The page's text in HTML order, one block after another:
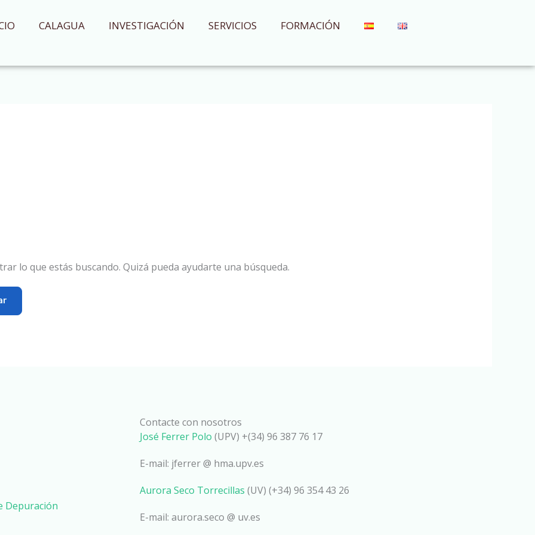
CALAGUA INVESTIGACIÓN SERVICIOS FORMACIÓN
lo que estás buscando. Quizá pueda ayudarte una búsqueda.
Depuración
Contacte con nosotros
José Ferrer Polo (UPV) +(34) 96 387 76 17
E-mail: jferrer @ hma.upv.es
Aurora Seco Torrecillas (UV) (+34) 96 354 43 26
E-mail: aurora.seco @ uv.es